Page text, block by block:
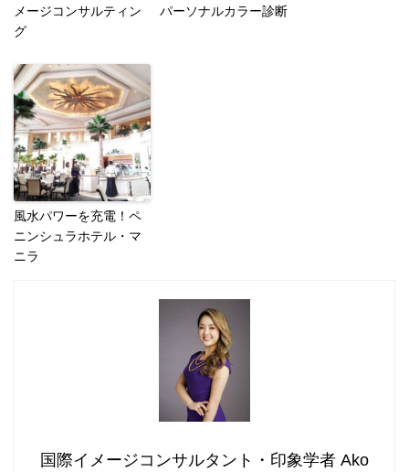
メージコンサルティン
グ
パーソナルカラー診断
風水パワーを充電！ペ
ニンシュラホテル・マ
ニラ
国際イメージコンサルタント・印象学者 Ako